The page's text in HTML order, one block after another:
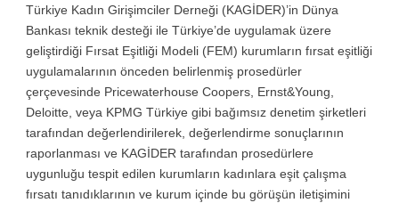
Türkiye Kadın Girişimciler Derneği (KAGİDER)’in Dünya
Bankası teknik desteği ile Türkiye’de uygulamak üzere
geliştirdiği Fırsat Eşitliği Modeli (FEM) kurumların fırsat eşitliği
uygulamalarının önceden belirlenmiş prosedürler
çerçevesinde Pricewaterhouse Coopers, Ernst&Young,
Deloitte, veya KPMG Türkiye gibi bağımsız denetim şirketleri
tarafından değerlendirilerek, değerlendirme sonuçlarının
raporlanması ve KAGİDER tarafından prosedürlere
uygunluğu tespit edilen kurumların kadınlara eşit çalışma
fırsatı tanıdıklarının ve kurum içinde bu görüşün iletişimini